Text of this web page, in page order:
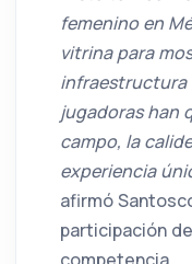
femenino en
vitrina para
infraestructura
jugadoras han
campo, la
experiencia
afirmó
participación